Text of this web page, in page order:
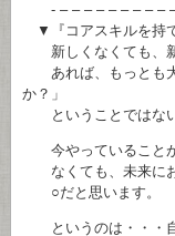
- – – – – – – – – – –
▼『コアスキルを持て
新しくなくても、新
あれば、もっとも大
か？」
ということではない
今やっていることが
なくても、未来にお
○だと思います。
というのは・・・自